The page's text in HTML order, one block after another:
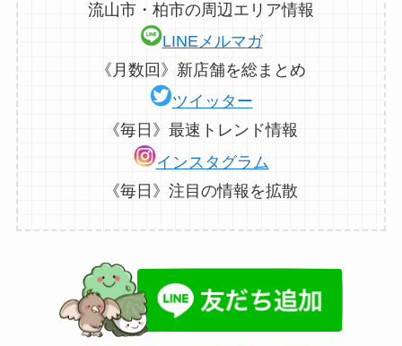
流山市・柏市の周辺エリア情報
LINEメルマガ
《月数回》新店舗を総まとめ
ツイッター
《毎日》最速トレンド情報
インスタグラム
《毎日》注目の情報を拡散